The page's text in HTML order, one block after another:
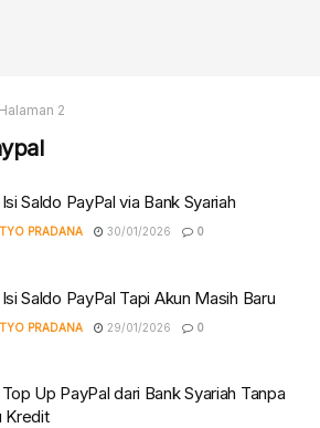
Halaman 2
Saldo PayPal via Bank Syariah
TYO PRADANA 30/01/2026 0
Saldo PayPal Tapi Akun Masih Baru
TYO PRADANA 29/01/2026 0
Up PayPal dari Bank Syariah Tanpa
Kredit